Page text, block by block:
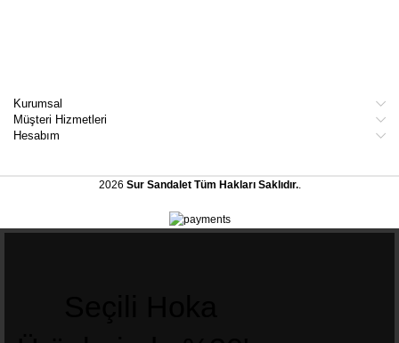
Kurumsal
Müşteri Hizmetleri
Hesabım
2026 Sur Sandalet Tüm Hakları Saklıdır..